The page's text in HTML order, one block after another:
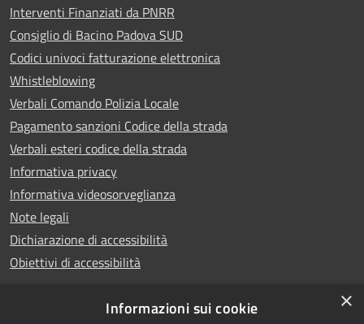
Interventi Finanziati da PNRR
Consiglio di Bacino Padova SUD
Codici univoci fatturazione elettronica
Whistleblowing
Verbali Comando Polizia Locale
Pagamento sanzioni Codice della strada
Verbali esteri codice della strada
Informativa privacy
Informativa videosorveglianza
Note legali
Dichiarazione di accessibilità
Obiettivi di accessibilità
×
Informazioni sui cookie